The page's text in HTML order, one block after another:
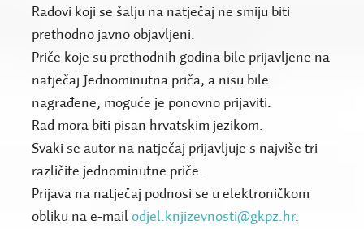
Radovi koji se šalju na natječaj ne smiju biti
prethodno javno objavljeni.
Priče koje su prethodnih godina bile prijavljene na
natječaj Jednominutna priča, a nisu bile
nagrađene, moguće je ponovno prijaviti.
Rad mora biti pisan hrvatskim jezikom.
Svaki se autor na natječaj prijavljuje s najviše tri
različite jednominutne priče.
Prijava na natječaj podnosi se u elektroničkom
obliku na e-mailodjel.knjizevnosti@gkpz.hr.